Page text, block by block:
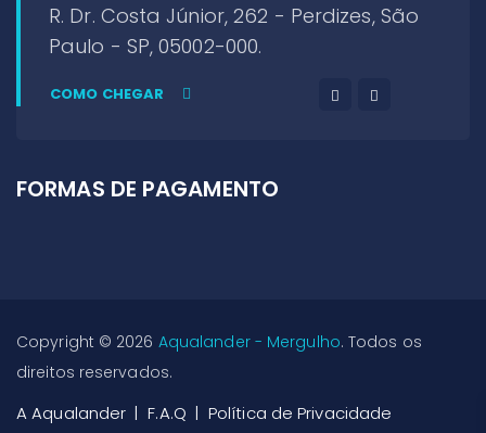
R. Dr. Costa Júnior, 262 - Perdizes, São
Paulo - SP, 05002-000.
COMO CHEGAR
FORMAS DE PAGAMENTO
Copyright © 2026 Aqualander - Mergulho. Todos os
direitos reservados.
A Aqualander F.A.Q Política de Privacidade